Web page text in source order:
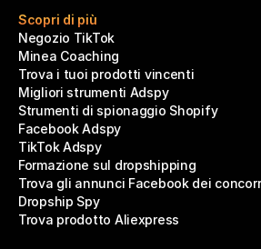
Scopri di più
Negozio TikTok
Minea Coaching
Trova i tuoi prodotti vincenti
Migliori strumenti Adspy
Strumenti di spionaggio Shopify
Facebook Adspy
TikTok Adspy
Formazione sul dropshipping
Trova gli annunci Facebook dei
Dropship Spy
Trova prodotto Aliexpress